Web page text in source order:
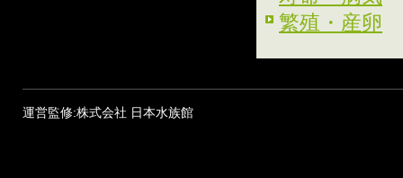
繁殖・産卵
運営監修:株式会社 日本水族館